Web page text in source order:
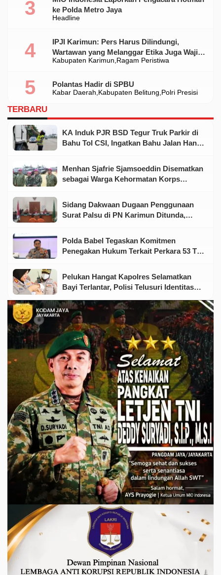
Headline
ke Polda Metro Jaya
Kabupaten Karimun Ragam Peristiwa
IPJI Karimun: Pers Harus Dilindungi,
Wartawan yang Melanggar Etika Juga Wajib
Dikoreksi
Kabar Daerah Kabupaten Belitung Polri Presisi
Polantas Hadir di SPBU
TERBARU
KA Induk PJR BSD Tegur Truk Parkir di
Bahu Tol CSI, Ingatkan Bahu Jalan Hanya
Menhan Sjafrie Sjamsoeddin Disematkan
sebagai Warga Kehormatan Korps
Sidang Dakwaan Dugaan Penggunaan
Surat Palsu di PN Karimun Ditunda,
Polda Babel Tegaskan Komitmen
Penegakan Hukum Terkait Perkara 53 Ton
Pelukan Hangat Kapolres Selamatkan
Bayi Terlantar, Polisi Telusuri Identitas